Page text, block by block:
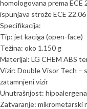
homologovana prema ECE
ispunjava strože ECE
Specifikacija:
Tip: jet kaciga (open-face)
Težina: oko 1.150 g
Materijal: LG CHEM ABS
Vizir: Double Visor Tech –
zatamnjeni vizir
Unutrašnjost:
Zatvaranje: mikrometarski